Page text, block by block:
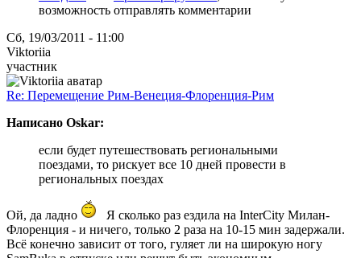
возможность отправлять комментарии
Сб, 19/03/2011 - 11:00
Viktoriia
участник
Re: Перемещение Рим-Венеция-Флоренция-Рим
Написано Oskar:
если будет путешествовать региональными
поездами, то рискует все 10 дней провести в
региональных поездах
Ой, да ладно
Я сколько раз ездила на InterCity Милан-
Флоренция - и ничего, только 2 раза на 10-15 мин задержали.
Всё конечно зависит от того, гуляет ли на широкую ногу